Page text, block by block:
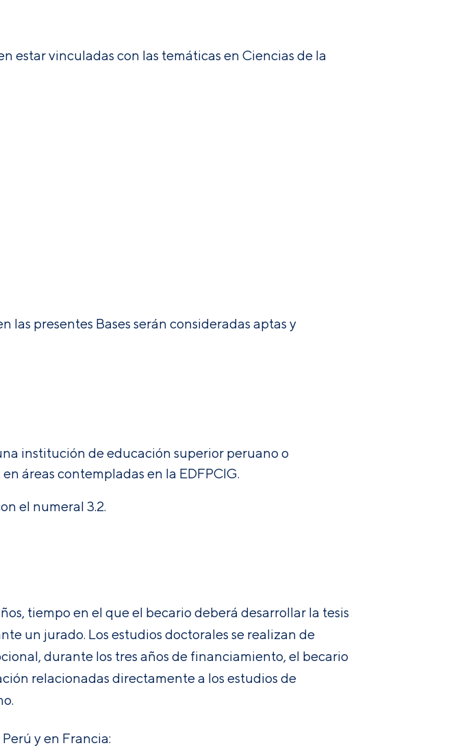
estar vinculadas con las temáticas en Ciencias de la
las presentes Bases serán consideradas aptas y
institución de educación superior peruano o
áreas contempladas en la EDFPCIG.
el numeral 3.2.
tiempo en el que el becario deberá desarrollar la tesis
un jurado. Los estudios doctorales se realizan de
durante los tres años de financiamiento, el becario
relacionadas directamente a los estudios de
y en Francia: